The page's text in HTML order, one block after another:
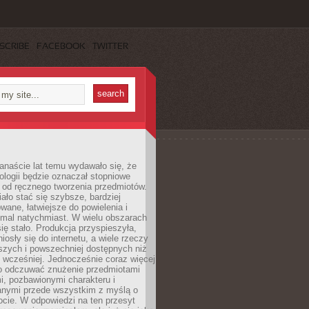
FACEBOOK TWITTER
lat temu wydawało się, że
będzie oznaczał stopniowe
ręcznego tworzenia przedmiotów.
stać się szybsze, bardziej
łatwiejsze do powielenia i
natychmiast. W wielu obszarach
stało. Produkcja przyspieszyła,
się do internetu, a wiele rzeczy
i powszechniej dostępnych niż
wcześniej. Jednocześnie coraz więcej
odczuwać znużenie przedmiotami
pozbawionymi charakteru i
przede wszystkim z myślą o
W odpowiedzi na ten przesyt